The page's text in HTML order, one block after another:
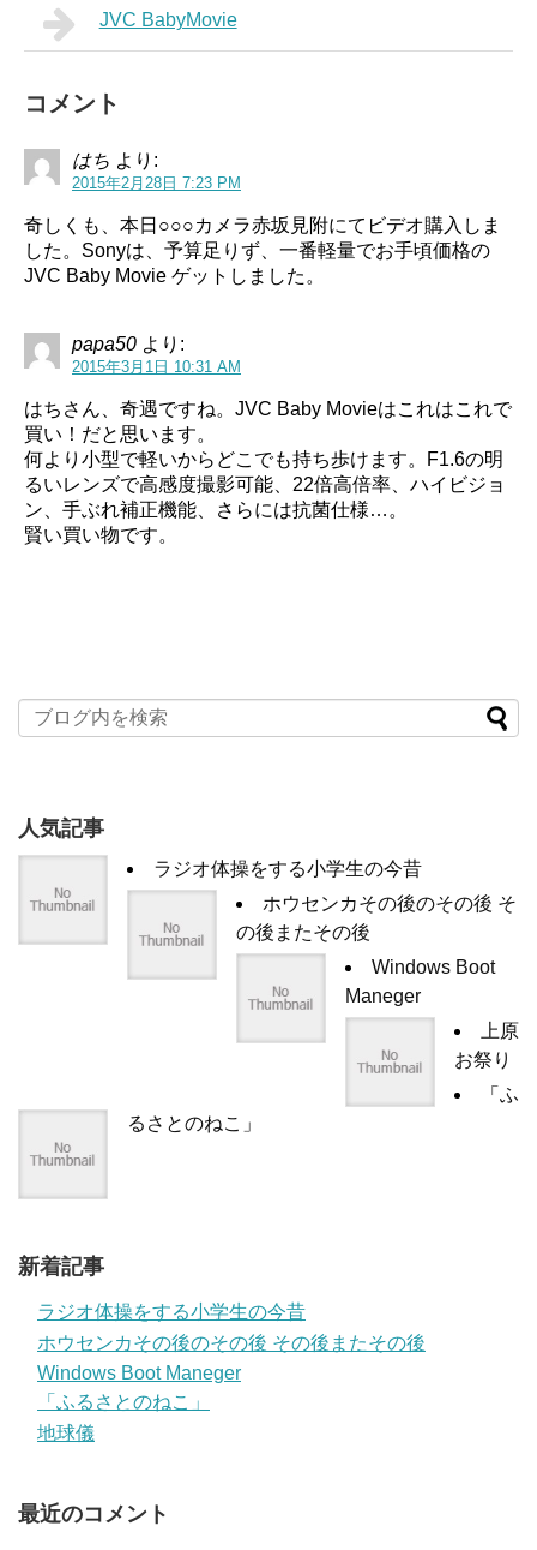
JVC BabyMovie
コメント
はち より:
2015年2月28日 7:23 PM
奇しくも、本日○○○カメラ赤坂見附にてビデオ購入しま
した。Sonyは、予算足りず、一番軽量でお手頃価格の
JVC Baby Movie ゲットしました。
papa50 より:
2015年3月1日 10:31 AM
はちさん、奇遇ですね。JVC Baby Movieはこれはこれで
買い！だと思います。
何より小型で軽いからどこでも持ち歩けます。F1.6の明
るいレンズで高感度撮影可能、22倍高倍率、ハイビジョ
ン、手ぶれ補正機能、さらには抗菌仕様…。
賢い買い物です。
人気記事
ラジオ体操をする小学生の今昔
ホウセンカその後のその後 そ
の後またその後
Windows Boot
Maneger
上原
お祭り
「ふ
るさとのねこ」
新着記事
ラジオ体操をする小学生の今昔
ホウセンカその後のその後 その後またその後
Windows Boot Maneger
「ふるさとのねこ」
地球儀
最近のコメント